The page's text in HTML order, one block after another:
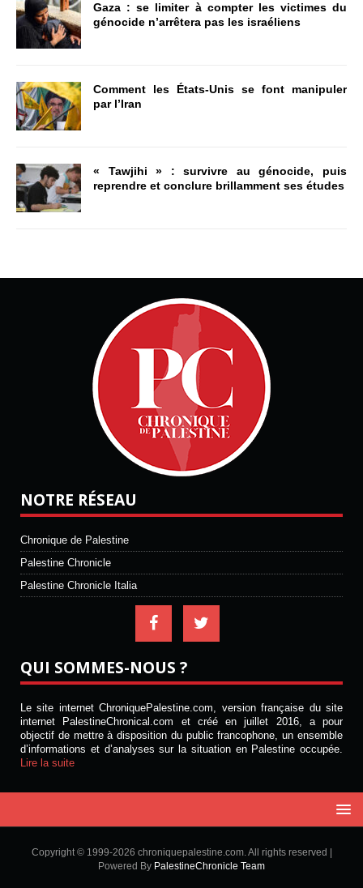
Gaza : se limiter à compter les victimes du
génocide n’arrêtera pas les israéliens
Comment les États-Unis se font manipuler
par l’Iran
« Tawjihi » : survivre au génocide, puis
reprendre et conclure brillamment ses études
NOTRE RÉSEAU
Chronique de Palestine
Palestine Chronicle
Palestine Chronicle Italia
QUI SOMMES-NOUS ?
Le site internet ChroniquePalestine.com, version française du site
internet PalestineChronical.com et créé en juillet 2016, a pour
objectif de mettre à disposition du public francophone, un ensemble
d’informations et d’analyses sur la situation en Palestine occupée.
Lire la suite
Copyright © 1999-2026 chroniquepalestine.com. All rights reserved |
Powered By PalestineChronicle Team